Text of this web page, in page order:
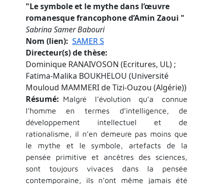
"Le symbole et le mythe dans l’œuvre
romanesque francophone d’Amin Zaoui "
Sabrina Samer Babouri
Nom (lien)
SAMER S
Directeur(s) de thèse
Dominique RANAIVOSON (Ecritures, UL) ;
Fatima-Malika BOUKHELOU (Université
Mouloud MAMMERI de Tizi-Ouzou (Algérie))
Résumé
Malgré l’évolution qu’a connue
l’homme en termes d’intelligence, de
développement intellectuel et de
rationalisme, il n’en demeure pas moins que
le mythe et le symbole, artefacts de la
pensée primitive et ancêtres des sciences,
sont toujours vivaces dans la pensée
contemporaine, ils n’ont même jamais été